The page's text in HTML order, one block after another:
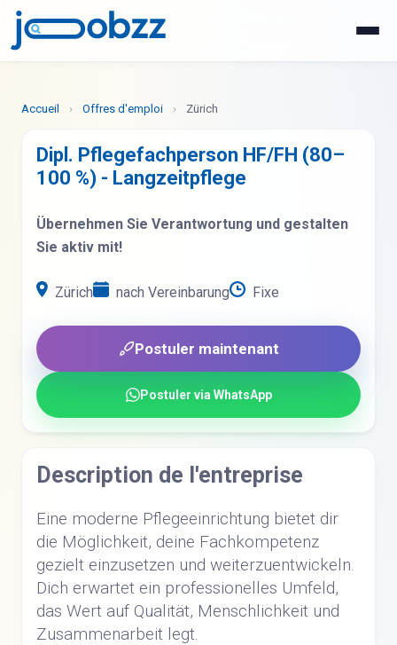
Accueil › Offres d'emploi › Zürich
Dipl. Pflegefachperson HF/FH (80–
100 %) - Langzeitpflege
Übernehmen Sie Verantwortung und gestalten
Sie aktiv mit!
Zürich nach Vereinbarung Fixe
Postuler maintenant
Postuler via WhatsApp
Description de l'entreprise
Eine moderne Pflegeeinrichtung bietet dir
die Möglichkeit, deine Fachkompetenz
gezielt einzusetzen und weiterzuentwickeln.
Dich erwartet ein professionelles Umfeld,
das Wert auf Qualität, Menschlichkeit und
Zusammenarbeit legt.